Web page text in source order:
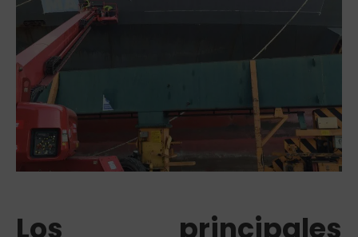
Los principales